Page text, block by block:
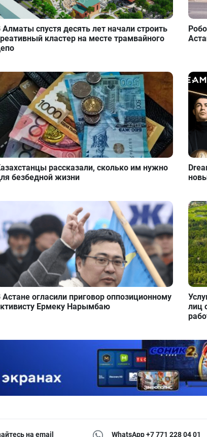
Алматы спустя десять лет начали строить
кластер на месте трамвайного
рассказали, сколько им нужно
безбедной жизни
Астане огласили приговор оппозиционному
Ермеку Нарымбаю
лиц
на email WhatsApp +7 771 228 04 01